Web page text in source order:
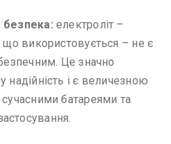
безпека: електроліт –
що використовується – не є
Це значно
надійність і є величезною
батареями та